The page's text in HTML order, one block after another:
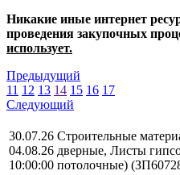
Никакие иные интернет
проведения закупочных
использует.
Предыдущий
11 12 13 14 15 16 17
Следующий
30.07.26
04.08.26
10:00:00
Строительные
дверные, Листы
потолочные)